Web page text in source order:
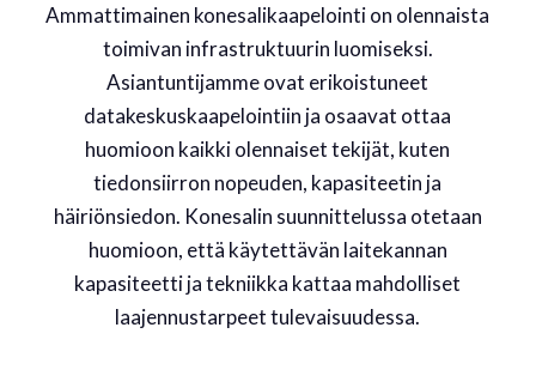
Ammattimainen konesalikaapelointi on olennaista
toimivan infrastruktuurin luomiseksi.
Asiantuntijamme ovat erikoistuneet
datakeskuskaapelointiin ja osaavat ottaa
huomioon kaikki olennaiset tekijät, kuten
tiedonsiirron nopeuden, kapasiteetin ja
häiriönsiedon. Konesalin suunnittelussa otetaan
huomioon, että käytettävän laitekannan
kapasiteetti ja tekniikka kattaa mahdolliset
laajennustarpeet tulevaisuudessa.